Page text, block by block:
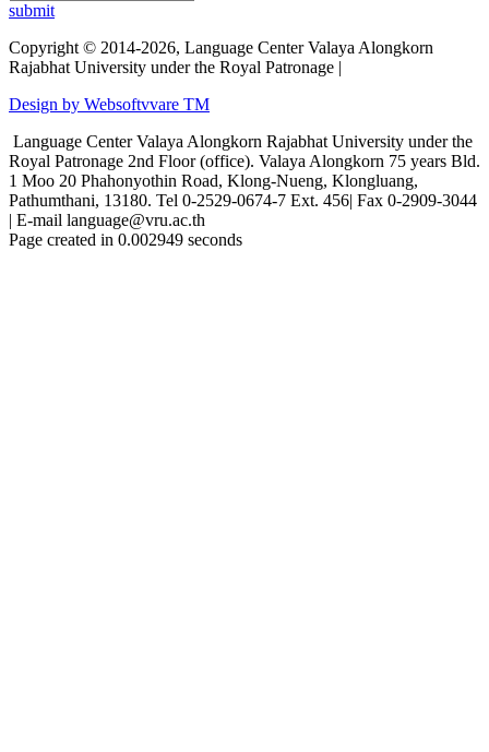
submit
Copyright © 2014-2026, Language Center Valaya Alongkorn
Rajabhat University under the Royal Patronage |
Design by Websoftvvare TM
Language Center Valaya Alongkorn Rajabhat University under the
Royal Patronage 2nd Floor (office). Valaya Alongkorn 75 years Bld.
1 Moo 20 Phahonyothin Road, Klong-Nueng, Klongluang,
Pathumthani, 13180. Tel 0-2529-0674-7 Ext. 456| Fax 0-2909-3044
| E-mail language@vru.ac.th
Page created in 0.002949 seconds